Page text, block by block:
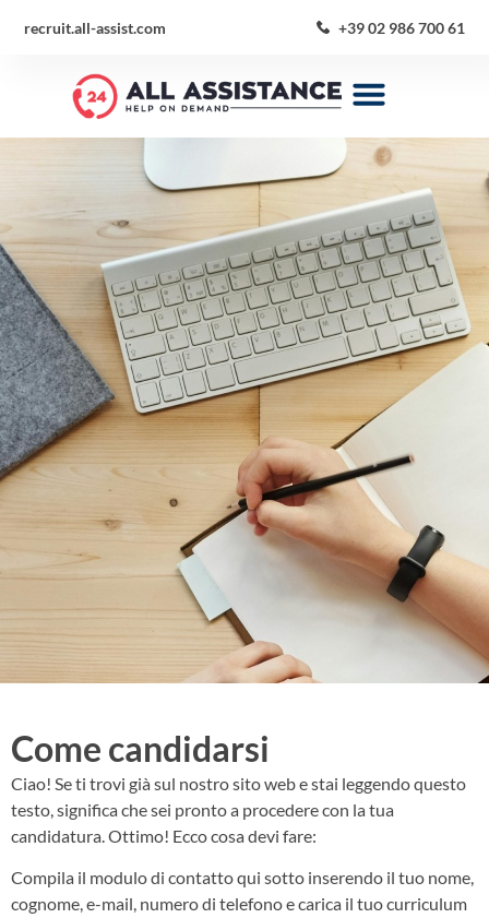
recruit.all-assist.com +39 02 986 700 61
Come candidarsi
Ciao! Se ti trovi già sul nostro sito web e stai leggendo questo
testo, significa che sei pronto a procedere con la tua
candidatura. Ottimo! Ecco cosa devi fare:
Compila il modulo di contatto qui sotto inserendo il tuo nome,
cognome, e-mail, numero di telefono e carica il tuo curriculum